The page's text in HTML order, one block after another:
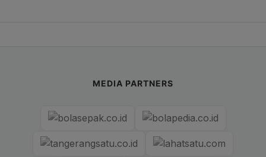
MEDIA PARTNERS